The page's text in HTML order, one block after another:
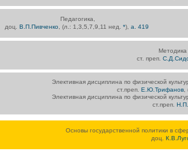
Педагогика,
доц. В.П.Пивченко , (л.: 1,3,5,7,9,11 нед. *), а. 419
Методика
ст. преп.
Элективная дисциплина по физической
ст.преп. Е.Ю.Трифанов
Элективная дисциплина по физической
ст.преп.
Основы государственной политики в
доц.